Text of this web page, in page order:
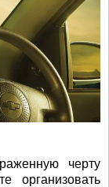
черту
организовать